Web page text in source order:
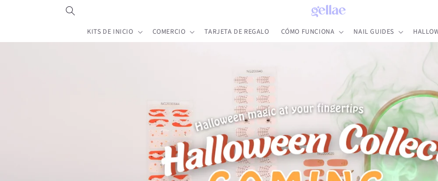
KITS DE INICIO COMERCIO TARJETA DE REGALO CÓMO FUNCIONA NAIL GUIDES